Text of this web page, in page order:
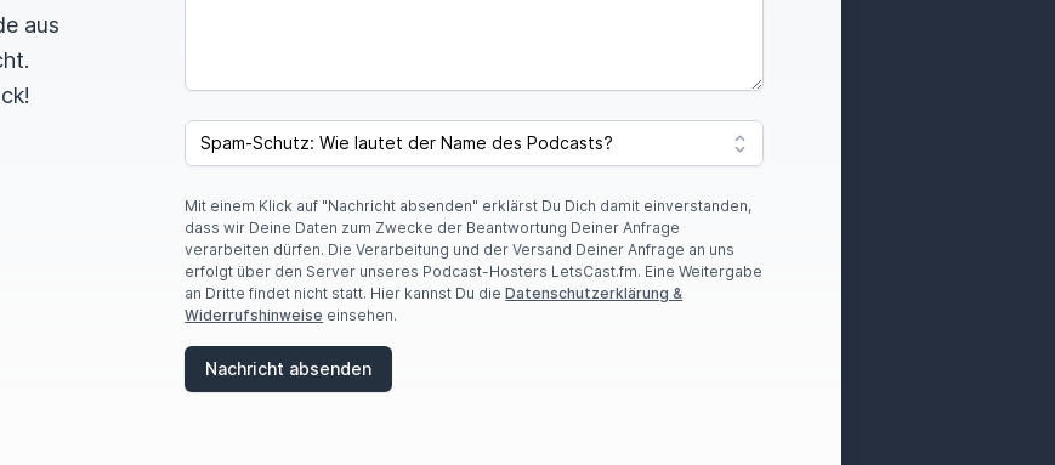
aus
SPAM CAPTCHA
Mit einem Klick auf "Nachricht absenden" erklärst Du Dich damit einverstanden,
dass wir Deine Daten zum Zwecke der Beantwortung Deiner Anfrage
verarbeiten dürfen. Die Verarbeitung und der Versand Deiner Anfrage an uns
erfolgt über den Server unseres Podcast-Hosters LetsCast.fm. Eine Weitergabe
an Dritte findet nicht statt. Hier kannst Du dieDatenschutzerklärung &
Widerrufshinweise einsehen.
Nachricht absenden